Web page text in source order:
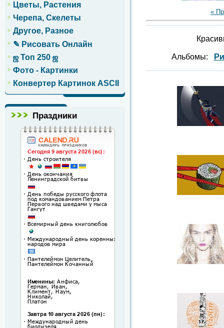
Цветы, Растения
Черепа, Скелеты
Другое, Разное
✎ Рисовать Онлайн
ஜ Топ 250 ஜ
Фото - Картинки
Конвертер Картинок ASCII
Праздники
«
Альбомы: